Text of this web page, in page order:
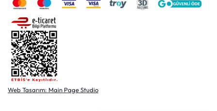
Web Tasarım: Main Page Studio